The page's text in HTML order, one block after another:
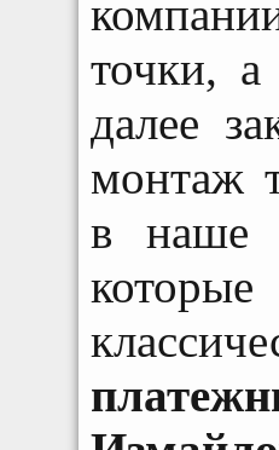
точки, а
далее
монтаж
в наше